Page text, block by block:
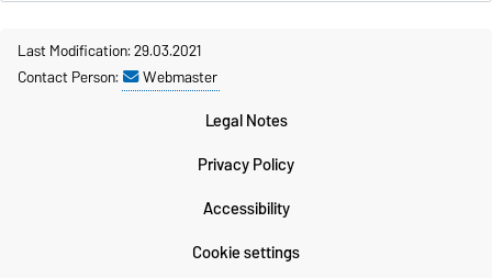
Last Modification: 29.03.2021
Contact Person:
Webmaster
Legal Notes
Privacy Policy
Accessibility
Cookie settings